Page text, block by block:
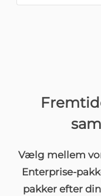
Vælg mellem
Enterprise-
pakker efter